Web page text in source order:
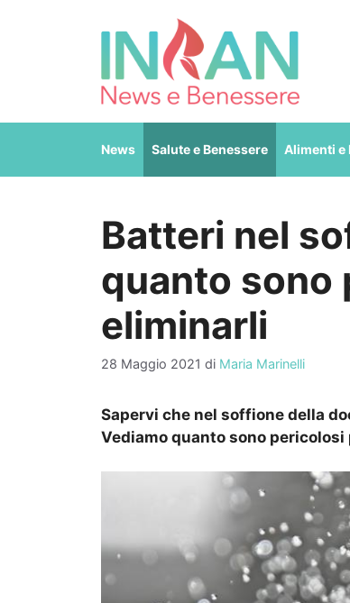
News Salute e Benessere Alimenti e
Batteri nel
quanto sono
eliminarli
28 Maggio 2021 di Maria Marinelli
Sapervi che nel soffione della
Vediamo quanto sono